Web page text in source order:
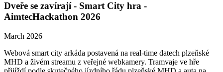
Dveře se zavírají - Smart City hra -
AimtecHackathon 2026
March 2026
Webová smart city arkáda postavená na real-time datech plzeňské
MHD a živém streamu z veřejné webkamery. Tramvaje ve hře